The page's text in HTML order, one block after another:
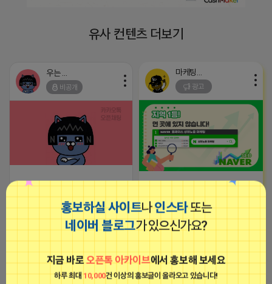
홍보하실 사이트나인스타또는
네이버 블로그가 있으신가요?
지금 바로오픈톡 아카이브에서 홍보해 보세요
하루 최대 10,000건 이상의 홍보글이 올라오고 있습니다!
유사 컨텐츠 더보기
비공개
2026-04-17 14:56 댓글: 0개
광고
지역 1등 먼 곳에 있지 않습니다. 플
레이스 순위가 뒷받침이 된다면 매
출은 승승장구하게 됩니다. 저희 마
케팅스토어는 매출 승승장구에 있어
서 최고의 파트너가 되어드리겠습니
다.
우는 라이언
비공개
■브이머신■